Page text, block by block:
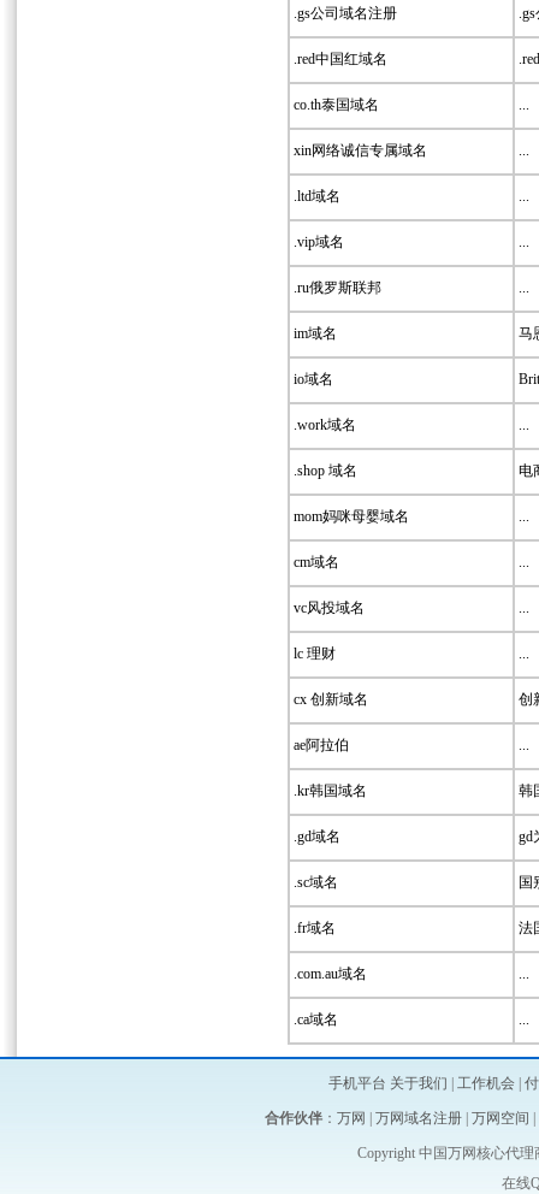
.gs公司域名注册
.red中国红域名
co.th泰国域名 ...
xin网络诚信专属域名 ...
.ltd域名 ...
.vip域名 ...
.ru俄罗斯联邦 ...
im域名 马
io域名
.work域名 ...
.shop 域名 电
mom妈咪母婴域名 ...
cm域名 ...
vc风投域名 ...
lc 理财 ...
cx 创新域名 创
ae阿拉伯 ...
.kr韩国域名 韩
.gd域名 gd
.sc域名 国
.fr域名 法
.com.au域名 ...
.ca域名 ...
手机平台 关于我们 工作机会|
合作伙伴 ： 万网 万网域名注册 万网空间
Copyright 中国万网核心代理
在线